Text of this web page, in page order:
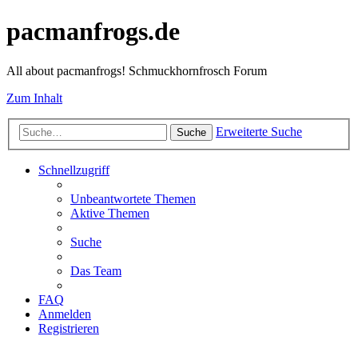
pacmanfrogs.de
All about pacmanfrogs! Schmuckhornfrosch Forum
Zum Inhalt
Suche Erweiterte Suche
Schnellzugriff
Unbeantwortete Themen
Aktive Themen
Suche
Das Team
FAQ
Anmelden
Registrieren